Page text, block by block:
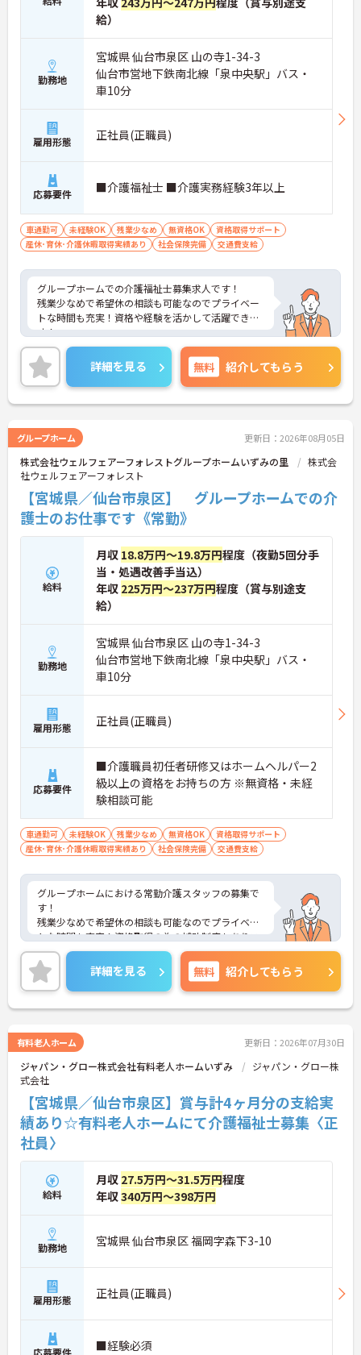
給）
勤務地
宮城県 仙台市泉区 山の寺1-34-3
仙台市営地下鉄南北線「泉中央駅」バス・
車10分
雇用形態 正社員(正職員)
応募要件 ■介護福祉士 ■介護実務経験3年以上
車通勤可 未経験OK 残業少なめ 無資格OK
資格取得サポート
産休･育休･介護休暇取得実績あり
社会保険完備 交通費支給
グループホームでの介護福祉士募集求人です！
残業少なめで希望休の相談も可能なのでプライベー
トな時間も充実！資格や経験を活かして活躍できま
す！
ご興味ある方には、面接のポイントなど、さらに詳
細をお話致しますのでお気軽にご相談ください。
詳細を見る 無料 紹介してもらう
グループホーム 更新日：2026年08月05日
株式会社ウェルフェアーフォレストグループホームいずみの里
株式会
社ウェルフェアーフォレスト
【宮城県／仙台市泉区】 グループホームでの介
護士のお仕事です《常勤》
給料
月収 18.8万円～19.8万円程度（夜勤5回分手
当・処遇改善手当込）
年収 225万円～237万円程度（賞与別途支
給）
勤務地
宮城県 仙台市泉区 山の寺1-34-3
仙台市営地下鉄南北線「泉中央駅」バス・
車10分
雇用形態 正社員(正職員)
応募要件
■介護職員初任者研修又はホームヘルパー2
級以上の資格をお持ちの方 ※無資格・未経
験相談可能
車通勤可 未経験OK 残業少なめ 無資格OK
資格取得サポート
産休･育休･介護休暇取得実績あり
社会保険完備 交通費支給
グループホームにおける常勤介護スタッフの募集で
す！
残業少なめで希望休の相談も可能なのでプライベー
トな時間も充実！資格取得の為の補助制度もありス
キルアップを目指せる環境です！
ご興味ある方には、面接のポイントなど、さらに詳
細をお話致しますのでお気軽にご相談ください。
詳細を見る 無料 紹介してもらう
有料老人ホーム 更新日：2026年07月30日
ジャパン・グロー株式会社有料老人ホームいずみ
ジャパン・グロー株
式会社
【宮城県／仙台市泉区】賞与計4ヶ月分の支給実
績あり☆有料老人ホームにて介護福祉士募集〈正
社員〉
給料
月収 27.5万円～31.5万円程度
年収340万円～398万円
勤務地 宮城県 仙台市泉区 福岡字森下3-10
雇用形態 正社員(正職員)
■経験必須